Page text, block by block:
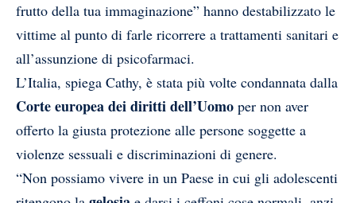
frutto della tua immaginazione” hanno destabilizzato le
vittime al punto di farle ricorrere a trattamenti sanitari e
all’assunzione di psicofarmaci.
L’Italia, spiega Cathy, è stata più volte condannata dalla
Corte europea dei diritti dell’Uomo per non aver
offerto la giusta protezione alle persone soggette a
violenze sessuali e discriminazioni di genere.
“Non possiamo vivere in un Paese in cui gli adolescenti